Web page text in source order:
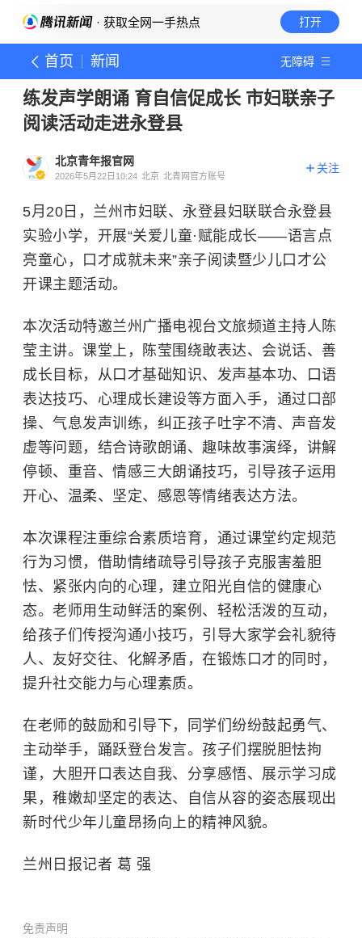
· 获取全网一手热点 打开
首页 新闻 无障碍
练发声学朗诵 育自信促成长 市妇联亲子
阅读活动走进永登县
北京青年报官网
2026年5月22日10:24 北京 北青网官方账号
关注
5月20日，兰州市妇联、永登县妇联联合永登县
实验小学，开展“关爱儿童·赋能成长——语言点
亮童心，口才成就未来”亲子阅读暨少儿口才公
开课主题活动。
本次活动特邀兰州广播电视台文旅频道主持人 陈
莹主讲。课堂上，陈莹围绕敢表达、会说话、善
成长目标，从口才基础知识、发声基本功、口语
表达技巧、心理成长建设等方面入手，通过口部
操、气息发声训练，纠正孩子吐字不清、声音发
虚等问题，结合诗歌朗诵、趣味故事演绎，讲解
停顿、重音、情感三大朗诵技巧，引导孩子运用
开心、温柔、坚定、感恩等情绪表达方法。
本次课程注重综合素质培育，通过课堂约定规范
行为习惯，借助情绪疏导引导孩子克服害羞胆
怯、紧张内向的心理，建立阳光自信的健康心
态。老师用生动鲜活的案例、轻松活泼的互动，
给孩子们传授沟通小技巧，引导大家学会礼貌待
人、友好交往、化解矛盾，在锻炼口才的同时，
提升社交能力与心理素质。
在老师的鼓励和引导下，同学们纷纷鼓起勇气、
主动举手，踊跃登台发言。孩子们摆脱胆怯拘
谨，大胆开口表达自我、分享感悟、展示学习成
果，稚嫩却坚定的表达、自信从容的姿态展现出
新时代少年儿童昂扬向上的精神风貌。
兰州日报记者 葛 强
免责声明